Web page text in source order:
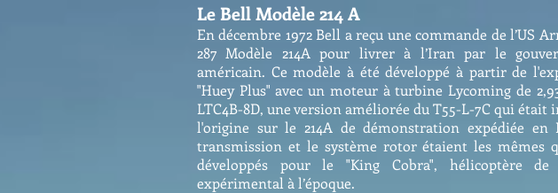
Le Bell Modèle 214 A
En décembre 1972 Bell a reçu une commande de l’US
287 Modèle 214A pour livrer à l’Iran par le
américain. Ce modèle à été développé à partir de
"Huey Plus" avec un moteur à turbine Lycoming de
LTC4B-8D, une version améliorée du T55-L-7C qui était
l'origine sur le 214A de démonstration expédiée en
transmission et le système rotor étaient les mêmes
développés pour le "King Cobra", hélicoptère de
expérimental à l’époque.